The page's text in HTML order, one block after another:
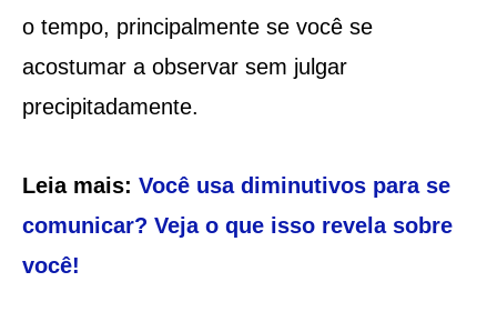
o tempo, principalmente se você se
acostumar a observar sem julgar
precipitadamente.
Leia mais: Você usa diminutivos para se
comunicar? Veja o que isso revela sobre
você!